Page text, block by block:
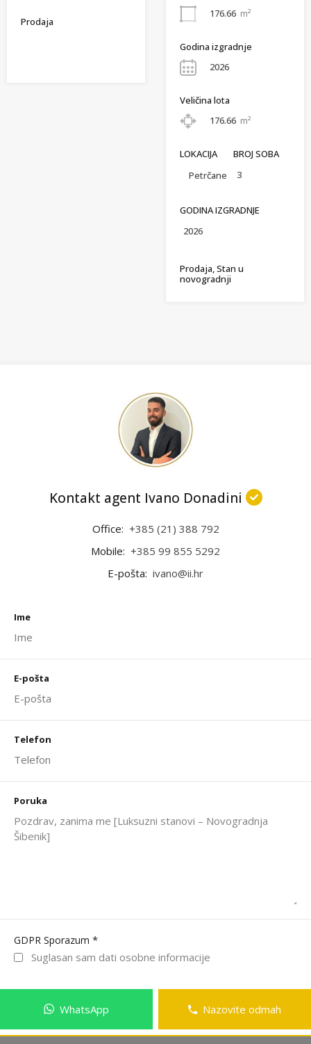
Prodaja
176.66 m²
Godina izgradnje
2026
Veličina lota
176.66 m²
LOKACIJA
Petrčane
BROJ SOBA
3
GODINA IZGRADNJE
2026
Prodaja, Stan u
novogradnji
Kontakt agent Ivano Donadini
Office: +385 (21) 388 792
Mobile: +385 99 855 5292
E-pošta: ivano@ii.hr
Ime
E-pošta
Telefon
Poruka
GDPR Sporazum *
Suglasan sam dati osobne informacije
WhatsApp Nazovite odmah